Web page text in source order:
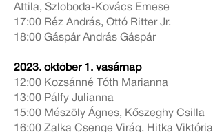
Attila, Szloboda-Kovács Emese
17:00 Réz András, Ottó Ritter Jr.
18:00 Gáspár András Gáspár
2023. október 1. vasárnap
12:00 Kozsánné Tóth Marianna
13:00 Pálfy Julianna
15:00 Mészöly Ágnes, Kőszeghy Csilla
16:00 Zalka Csenge Virág, Hitka Viktória